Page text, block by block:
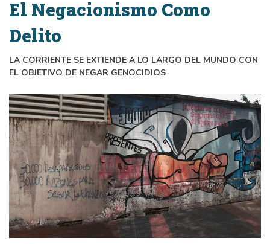
El Negacionismo Como
Delito
LA CORRIENTE SE EXTIENDE A LO LARGO DEL MUNDO CON
EL OBJETIVO DE NEGAR GENOCIDIOS